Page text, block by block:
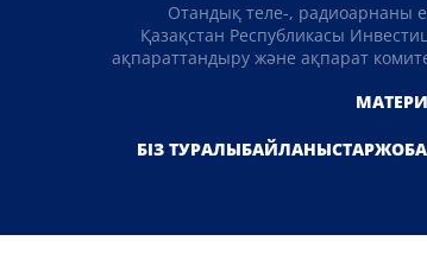
Отандық теле-, радиоарнаны
Қазақстан Республикасы
ақпараттандыру және ақпарат
БІЗ ТУРАЛЫБАЙЛАНЫСТАР